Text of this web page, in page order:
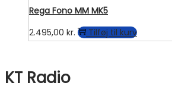
Rega Fono MM MK5
2.495,00 kr. Tilføj til kurv
KT Radio